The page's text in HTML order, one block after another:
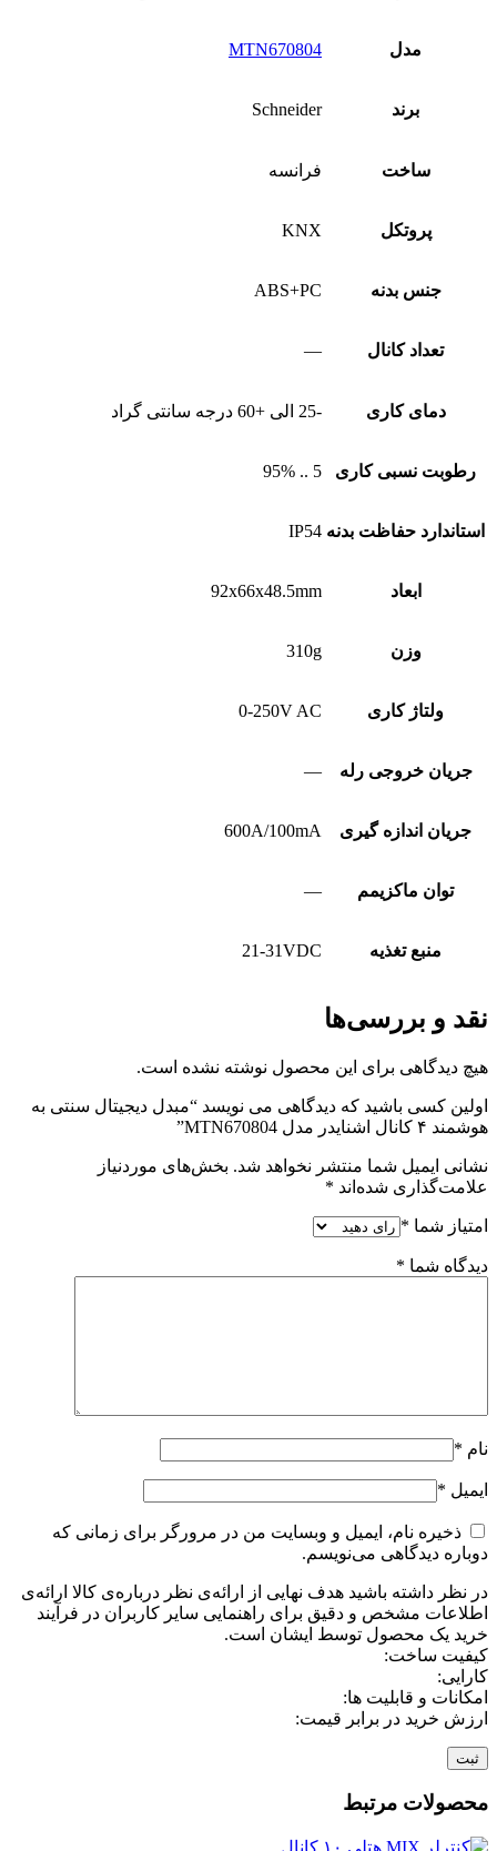
مدل MTN670804
برند Schneider
ساخت فرانسه
پروتکل KNX
جنس بدنه ABS+PC
تعداد کانال —
دمای کاری -25 الی +60 درجه سانتی گراد
رطوبت نسبی کاری 5 .. 95%
استاندارد حفاظت بدنه IP54
ابعاد 92x66x48.5mm
وزن 310g
ولتاژ کاری 0-250V AC
جریان خروجی رله —
جریان اندازه گیری 600A/100mA
توان ماکزیمم —
منبع تغذیه 21-31VDC
نقد و بررسی‌ها
هیچ دیدگاهی برای این محصول نوشته نشده است.
اولین کسی باشید که دیدگاهی می نویسد “مبدل دیجیتال سنتی به
هوشمند ۴ کانال اشنایدر مدل MTN670804”
نشانی ایمیل شما منتشر نخواهد شد. بخش‌های موردنیاز
علامت‌گذاری شده‌اند *
امتیاز شما *
دیدگاه شما *
نام *
ایمیل *
ذخیره نام، ایمیل و وبسایت من در مرورگر برای زمانی که
دوباره دیدگاهی می‌نویسم.
در نظر داشته باشید هدف نهایی از ارائه‌ی نظر درباره‌ی کالا ارائه‌ی
اطلاعات مشخص و دقیق برای راهنمایی سایر کاربران در فرآیند
خرید یک محصول توسط ایشان است.
کیفیت ساخت:
کارایی:
امکانات و قابلیت ها:
ارزش خرید در برابر قیمت:
محصولات مرتبط